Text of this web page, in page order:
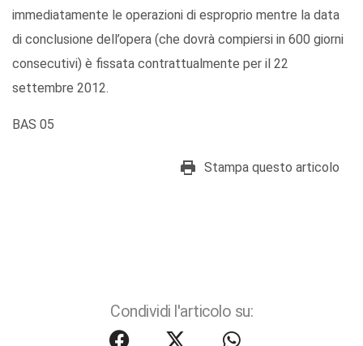
immediatamente le operazioni di esproprio mentre la data
di conclusione dell’opera (che dovrà compiersi in 600 giorni
consecutivi) è fissata contrattualmente per il 22
settembre 2012.
BAS 05
Stampa questo articolo
Condividi l'articolo su: